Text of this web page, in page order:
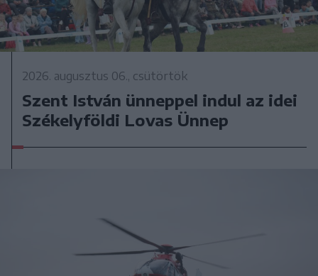
2026. augusztus 06., csütörtök
Szent István ünneppel indul az idei
Székelyföldi Lovas Ünnep